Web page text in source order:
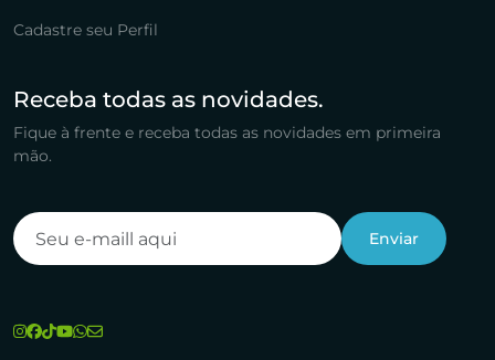
Cadastre seu Perfil
Receba todas as novidades.
Fique à frente e receba todas as novidades em primeira
mão.